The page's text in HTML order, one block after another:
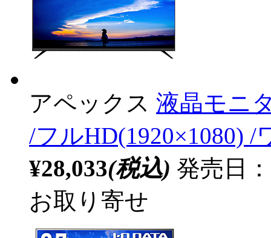
アペックス 液晶モニ
/フルHD(1920×1080) /
¥28,033(税込) 発売日
お取り寄せ